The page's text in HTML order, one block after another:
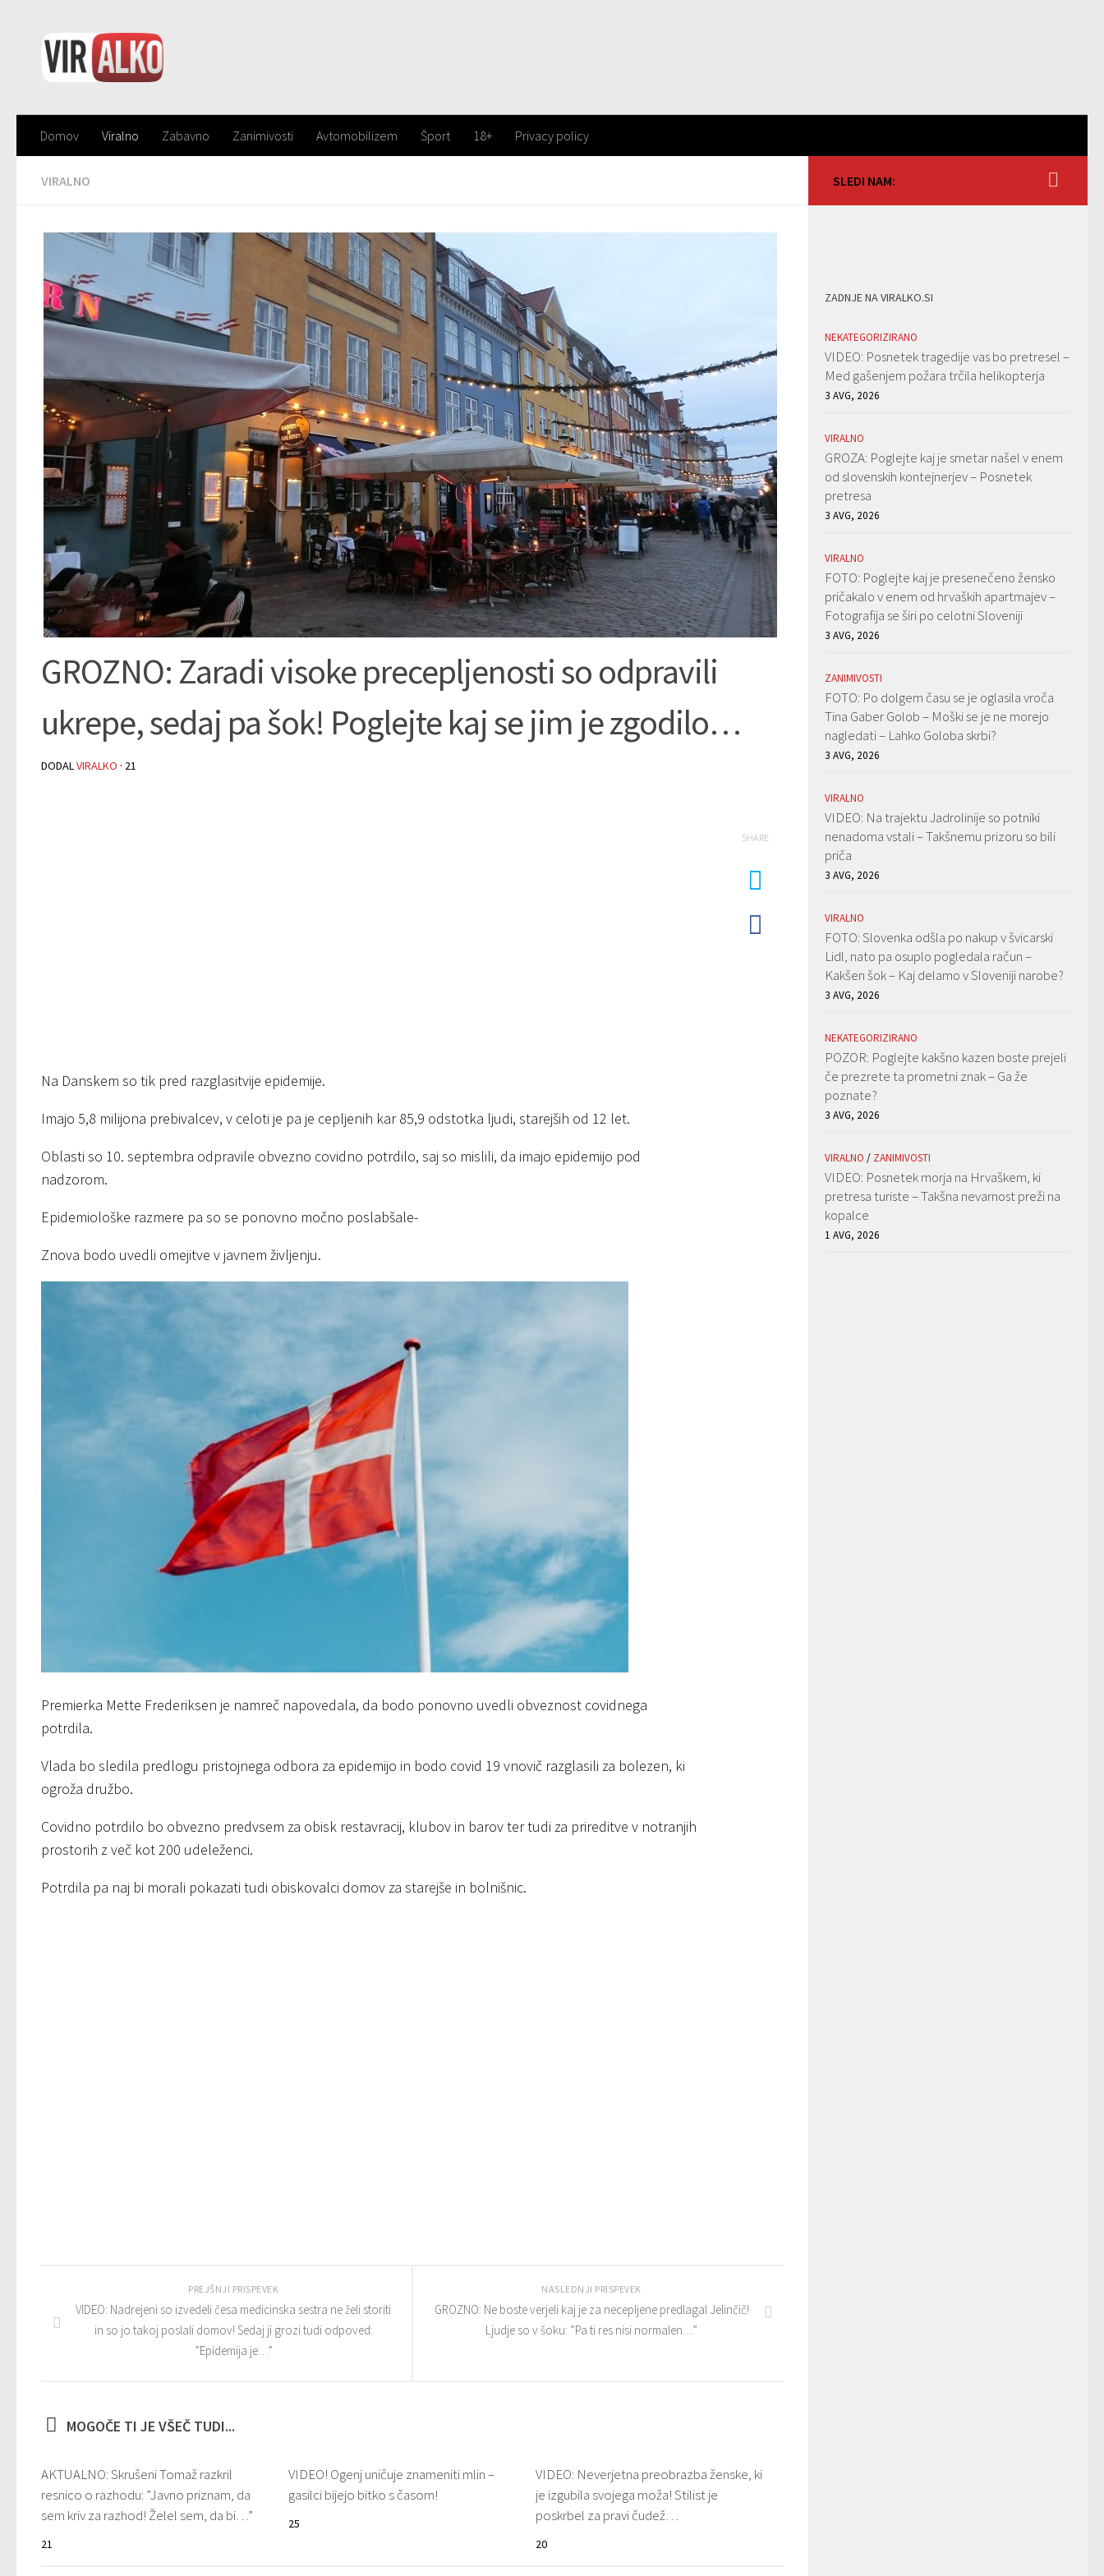
Domov Viralno Zabavno Zanimivosti Avtomobilizem Šport 18+ Privacy policy
VIRALNO
GROZNO: Zaradi visoke precepljenosti so odpravili
ukrepe, sedaj pa šok! Poglejte kaj se jim je zgodilo…
DODALVIRALKO · 21
Na Danskem so tik pred razglasitvije epidemije.
Imajo 5,8 milijona prebivalcev, v celoti je pa je cepljenih kar 85,9 odstotka ljudi, starejših od 12 let.
Oblasti so 10. septembra odpravile obvezno covidno potrdilo, saj so mislili, da imajo epidemijo pod
nadzorom.
Epidemiološke razmere pa so se ponovno močno poslabšale-
Znova bodo uvedli omejitve v javnem življenju.
Premierka Mette Frederiksen je namreč napovedala, da bodo ponovno uvedli obveznost covidnega
potrdila.
Vlada bo sledila predlogu pristojnega odbora za epidemijo in bodo covid 19 vnovič razglasili za bolezen, ki
ogroža družbo.
Covidno potrdilo bo obvezno predvsem za obisk restavracij, klubov in barov ter tudi za prireditve v notranjih
prostorih z več kot 200 udeleženci.
Potrdila pa naj bi morali pokazati tudi obiskovalci domov za starejše in bolnišnic.
SHARE
NASLEDNJI PRISPEVEK
GROZNO: Ne boste verjeli kaj je za necepljene predlagal Jelinčič!
Ljudje so v šoku: ”Pa ti res nisi normalen…”
PREJŠNJI PRISPEVEK
VIDEO: Nadrejeni so izvedeli česa medicinska sestra ne želi storiti
in so jo takoj poslali domov! Sedaj ji grozi tudi odpoved:
”Epidemija je…”
MOGOČE TI JE VŠEČ TUDI...
AKTUALNO: Skrušeni Tomaž razkril
resnico o razhodu: ”Javno priznam, da
sem kriv za razhod! Želel sem, da bi…”
21
VIDEO! Ogenj uničuje znameniti mlin –
gasilci bijejo bitko s časom!
25
VIDEO: Neverjetna preobrazba ženske, ki
je izgubila svojega moža! Stilist je
poskrbel za pravi čudež…
20
SLEDI NAM:
ZADNJE NA VIRALKO.SI
NEKATEGORIZIRANO
VIDEO: Posnetek tragedije vas bo pretresel –
Med gašenjem požara trčila helikopterja
3 AVG, 2026
VIRALNO
GROZA: Poglejte kaj je smetar našel v enem
od slovenskih kontejnerjev – Posnetek
pretresa
3 AVG, 2026
VIRALNO
FOTO: Poglejte kaj je presenečeno žensko
pričakalo v enem od hrvaških apartmajev –
Fotografija se širi po celotni Sloveniji
3 AVG, 2026
ZANIMIVOSTI
FOTO: Po dolgem času se je oglasila vroča
Tina Gaber Golob – Moški se je ne morejo
nagledati – Lahko Goloba skrbi?
3 AVG, 2026
VIRALNO
VIDEO: Na trajektu Jadrolinije so potniki
nenadoma vstali – Takšnemu prizoru so bili
priča
3 AVG, 2026
VIRALNO
FOTO: Slovenka odšla po nakup v švicarski
Lidl, nato pa osuplo pogledala račun –
Kakšen šok – Kaj delamo v Sloveniji narobe?
3 AVG, 2026
NEKATEGORIZIRANO
POZOR: Poglejte kakšno kazen boste prejeli
če prezrete ta prometni znak – Ga že
poznate?
3 AVG, 2026
VIRALNO / ZANIMIVOSTI
VIDEO: Posnetek morja na Hrvaškem, ki
pretresa turiste – Takšna nevarnost preži na
kopalce
1 AVG, 2026